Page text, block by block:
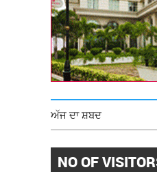
ਅੱਜ ਦਾ ਸ਼ਬਦ
NO OF